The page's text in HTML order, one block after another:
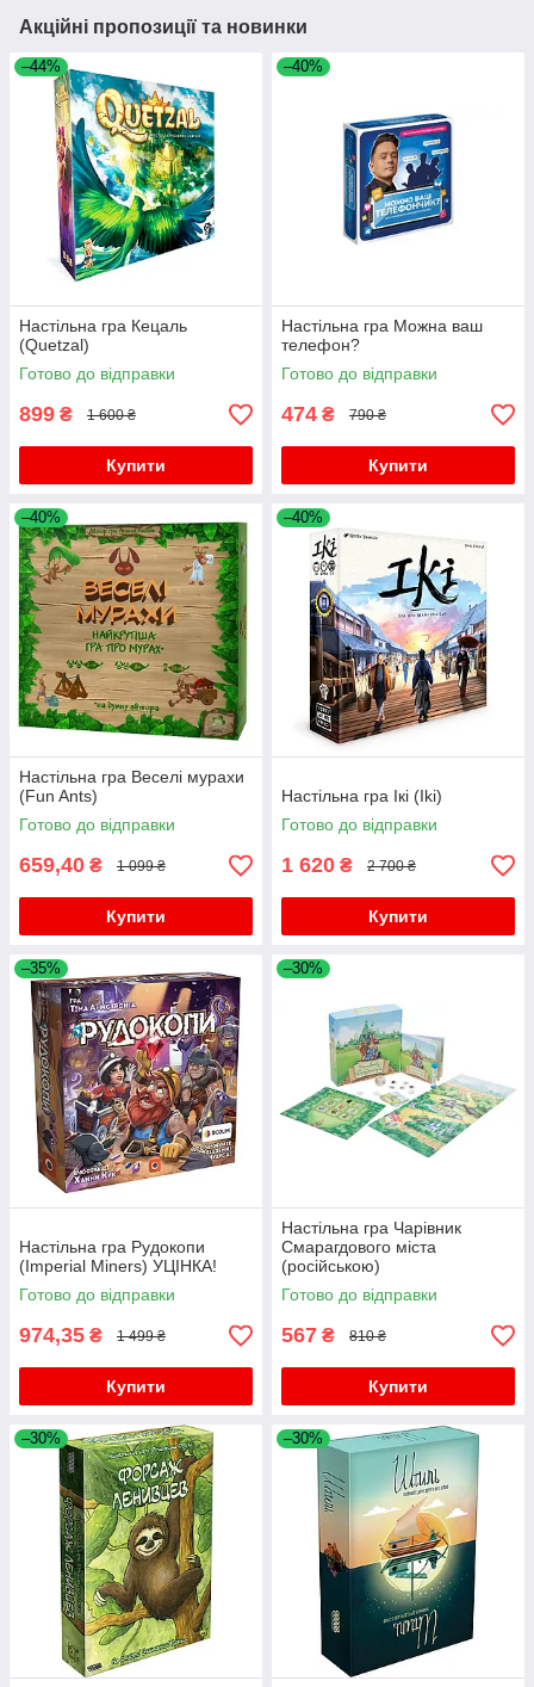
Акційні пропозиції та новинки
–44%
Настільна гра Кецаль
(Quetzal)
Готово до відправки
899 ₴ 1 600 ₴
Купити
–40%
Настільна гра Можна ваш
телефон?
Готово до відправки
474 ₴ 790 ₴
Купити
–40%
Настільна гра Веселі мурахи
(Fun Ants)
Готово до відправки
659,40 ₴ 1 099 ₴
Купити
–40%
Настільна гра Ікі (Iki)
Готово до відправки
1 620 ₴ 2 700 ₴
Купити
–35%
Настільна гра Рудокопи
(Imperial Miners) УЦІНКА!
Готово до відправки
974,35 ₴ 1 499 ₴
Купити
–30%
Настільна гра Чарівник
Смарагдового міста
(російською)
Готово до відправки
567 ₴ 810 ₴
Купити
–30% –30%